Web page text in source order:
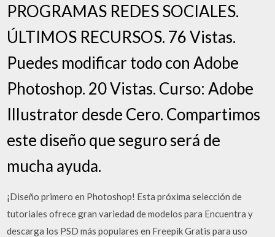
PROGRAMAS REDES SOCIALES.
ÚLTIMOS RECURSOS. 76 Vistas.
Puedes modificar todo con Adobe
Photoshop. 20 Vistas. Curso: Adobe
Illustrator desde Cero. Compartimos
este diseño que seguro será de
mucha ayuda.
¡Diseño primero en Photoshop! Esta próxima selección de
tutoriales ofrece gran variedad de modelos para Encuentra y
descarga los PSD más populares en Freepik Gratis para uso